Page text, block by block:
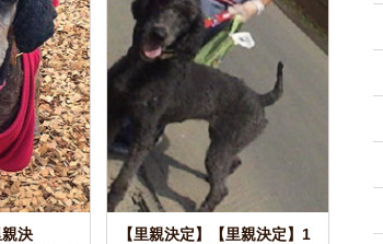
親決
【里親決定】【里親決定】1